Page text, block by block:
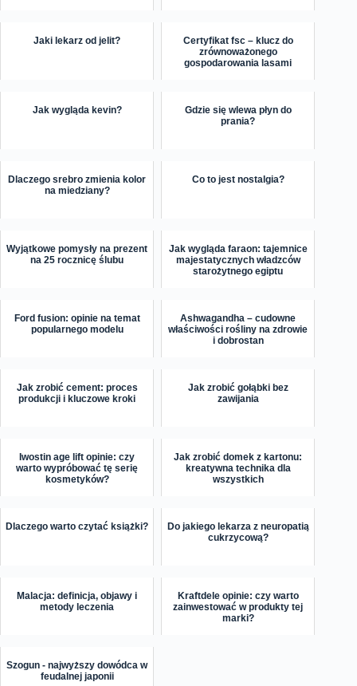
Jaki lekarz od jelit?
Certyfikat fsc – klucz do
zrównoważonego
gospodarowania lasami
Jak wygląda kevin?
Gdzie się wlewa płyn do
prania?
Dlaczego srebro zmienia kolor
na miedziany?
Co to jest nostalgia?
Wyjątkowe pomysły na prezent
na 25 rocznicę ślubu
Jak wygląda faraon: tajemnice
majestatycznych władzców
starożytnego egiptu
Ford fusion: opinie na temat
popularnego modelu
Ashwagandha – cudowne
właściwości rośliny na zdrowie
i dobrostan
Jak zrobić cement: proces
produkcji i kluczowe kroki
Jak zrobić gołąbki bez
zawijania
Iwostin age lift opinie: czy
warto wypróbować tę serię
kosmetyków?
Jak zrobić domek z kartonu:
kreatywna technika dla
wszystkich
Dlaczego warto czytać książki?
Do jakiego lekarza z neuropatią
cukrzycową?
Malacja: definicja, objawy i
metody leczenia
Kraftdele opinie: czy warto
zainwestować w produkty tej
marki?
Szogun - najwyższy dowódca w
feudalnej japonii